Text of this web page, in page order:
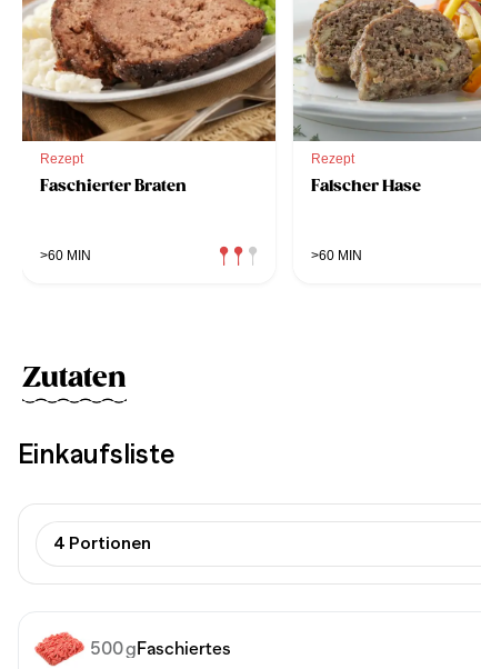
Rezept
Faschierter Braten
>60 MIN
Rezept
Falscher Hase
>60 MIN
Zutaten